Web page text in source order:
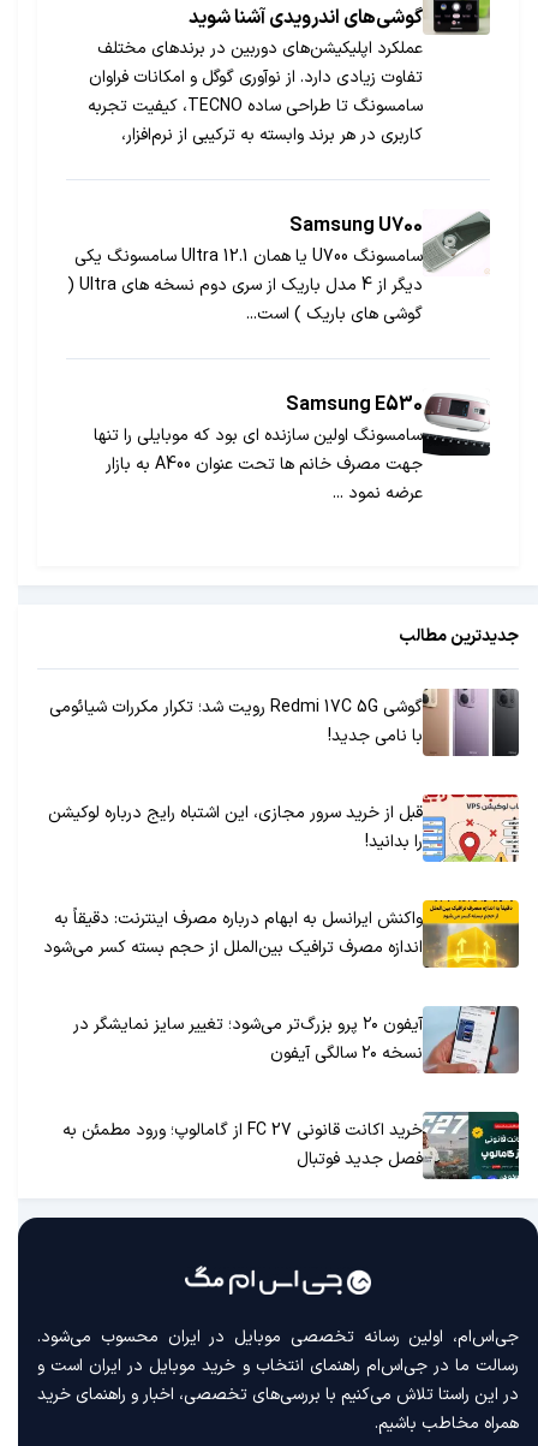
گوشی‌های اندرویدی آشنا شوید
عملکرد اپلیکیشن‌های دوربین در برندهای مختلف
تفاوت زیادی دارد. از نوآوری گوگل و امکانات فراوان
سامسونگ تا طراحی ساده TECNO، کیفیت تجربه
کاربری در هر برند وابسته به ترکیبی از نرم‌افزار،
Samsung U700
سامسونگ U700 یا همان Ultra 12.1 سامسونگ یکی
دیگر از 4 مدل باریک از سری دوم نسخه های Ultra (
گوشی های باریک ) است...
Samsung E530
سامسونگ اولین سازنده ای بود که موبایلی را تنها
جهت مصرف خانم ها تحت عنوان A400 به بازار
عرضه نمود ...
جدیدترین مطالب
گوشی Redmi 17C 5G رویت شد؛ تکرار مکررات شیائومی
با نامی جدید!
قبل از خرید سرور مجازی، این اشتباه رایج درباره لوکیشن
را بدانید!
واکنش ایرانسل به ابهام درباره مصرف اینترنت: دقیقاً به
اندازه مصرف ترافیک بین‌الملل از حجم بسته کسر می‌شود
آیفون ۲۰ پرو بزرگ‌تر می‌شود؛ تغییر سایز نمایشگر در
نسخه ۲۰ سالگی آیفون
خرید اکانت قانونی FC 27 از گامالوپ؛ ورود مطمئن به
فصل جدید فوتبال
جی‌اس‌ام، اولین رسانه‌ تخصصی موبایل در ایران محسوب می‌شود.
رسالت ما در جی‌اس‌ام راهنمای انتخاب و خرید موبایل در ایران است و
در این راستا تلاش می‌کنیم با بررسی‌های تخصصی، اخبار و راهنمای خرید
همراه مخاطب باشیم.